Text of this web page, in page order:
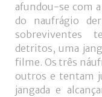
afundou-se com
do naufrágio
sobreviventes
detritos, uma
filme. Os três
outros e tentam
jangada e